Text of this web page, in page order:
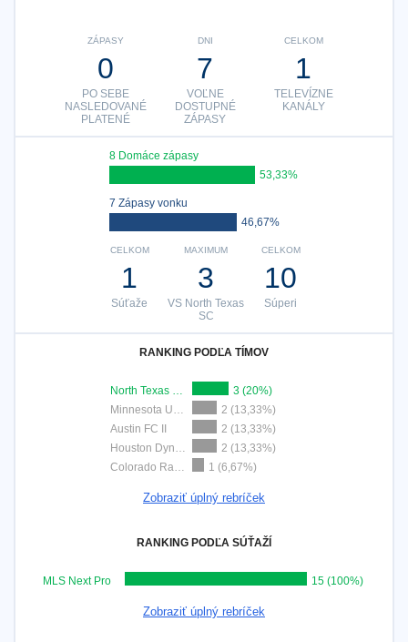
CELKOM
1
TELEVÍZNE
KANÁLY
DNI
7
VOĽNE
DOSTUPNÉ
ZÁPASY
ZÁPASY
0
PO SEBE
NASLEDOVANÉ
PLATENÉ
8 Domáce zápasy
53,33%
7 Zápasy vonku
46,67%
CELKOM
10
Súperi
MAXIMUM
3
VS North Texas
SC
CELKOM
1
Súťaže
RANKING PODĽA TÍMOV
North Texas SC
3 (20%)
Minnesota Utd. 2
2 (13,33%)
Austin FC II
2 (13,33%)
Houston Dynamo 2
2 (13,33%)
Colorado Rapids 2
1 (6,67%)
Zobraziť úplný rebríček
RANKING PODĽA SÚŤAŽÍ
MLS Next Pro 15 (100%)
Zobraziť úplný rebríček